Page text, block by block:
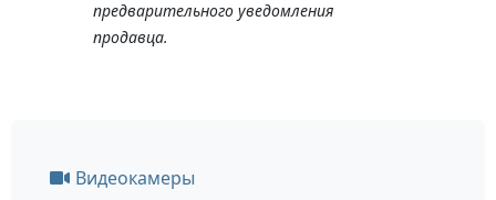
предварительного уведомления
продавца.
Видеокамеры